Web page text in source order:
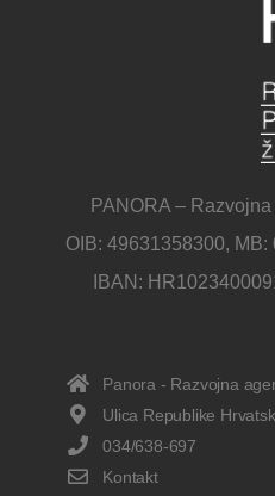
PANORA –
OIB: 49631358300,
IBAN:
Panora - Razvojna
Ulica Republike
034/638-697
Kontakt